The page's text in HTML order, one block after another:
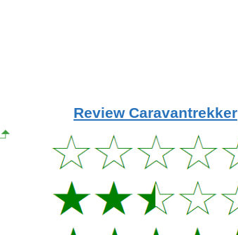
Review Caravantrekker